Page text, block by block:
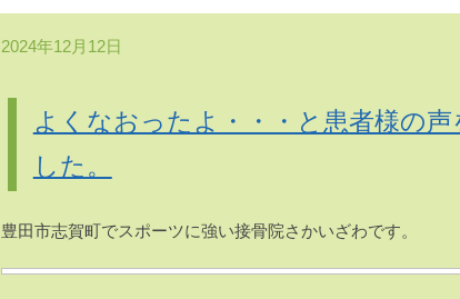
2024年12月12日
よくなおったよ・・・と患者様の声
した。
豊田市志賀町でスポーツに強い接骨院さかいざわです。